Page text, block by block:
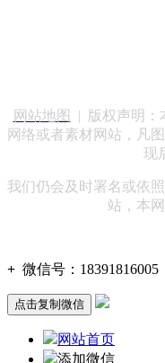
网站地图
| 版权声明：
网络或者素材网站，凡
现
我们仍会及时署名或依
站，本
+ 微信号： 18391816005
点击复制微信
网站首页
添加微信